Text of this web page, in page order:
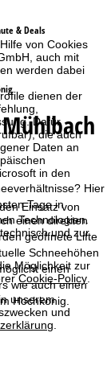
von Cookies
auch mit
werden dabei
dienen der
Dafür
die auch
Daten an
in den
Einsatz von
Technologien.
und zur
Möglichkeit zur
Cookie-Policy
unserem
und
& Deals
Hier
Tage in
einen direkten
geöffnete Lifte
Schneehöhen
einen
wie auch einen
Hochkönig.